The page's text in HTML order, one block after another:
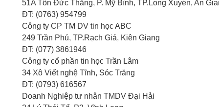
51A Tôn Đức Thắng, P. Mỹ Bình, TP.Long Xuyên, An
ĐT: (0763) 954799
Công ty CP TM DV tin học ABC
249 Trần Phú, TP.Rạch Giá, Kiên Giang
ĐT: (077) 3861946
Công ty cổ phần tin học Trần Lâm
34 Xô Viết nghệ Tĩnh, Sóc Trăng
ĐT: (0793) 616567
Doanh Nghiệp tư nhân TMDV Đại Hải